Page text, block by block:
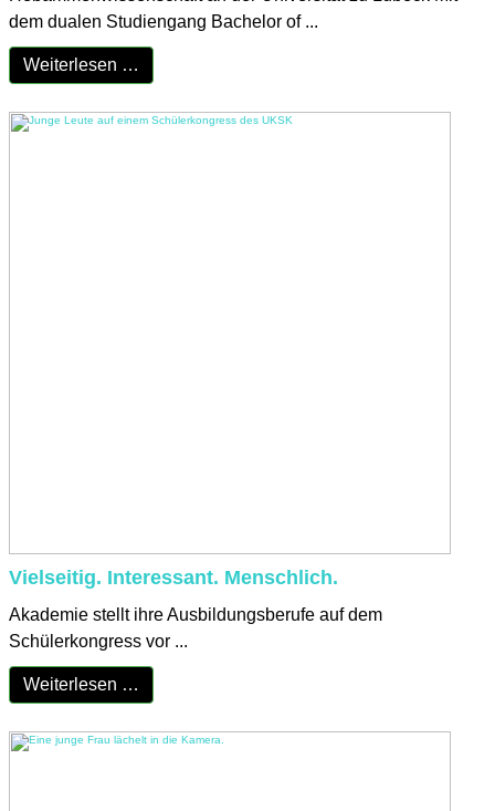
dem dualen Studiengang Bachelor of ...
Weiterlesen …
Vielseitig. Interessant. Menschlich.
Akademie stellt ihre Ausbildungsberufe auf dem
Schülerkongress vor ...
Weiterlesen …